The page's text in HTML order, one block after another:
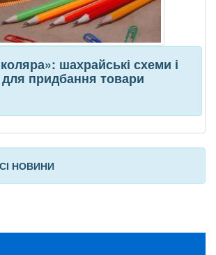
шахрайські схеми і
для придбання товари
НОВИНИ